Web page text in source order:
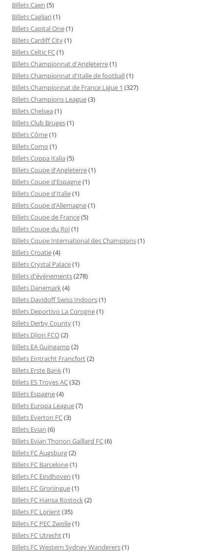
Billets Caen (5)
Billets Cagliari(1)
Billets Capital One(1)
Billets Cardiff City(1)
Billets Celtic FC(1)
Billets Championnat d'Angleterre(1)
Billets Championnat d'Italie de football(1)
Billets Championnat de France Ligue 1 (327)
Billets Champions League(3)
Billets Chelsea (1)
Billets Club Bruges(1)
Billets Côme(1)
Billets Como (1)
Billets Coppa Italia (5)
Billets Coupe d'Angleterre(1)
Billets Coupe d'Espagne(1)
Billets Coupe d'Italie(1)
Billets Coupe d’Allemagne(1)
Billets Coupe de France(5)
Billets Coupe du Roi(1)
Billets Coupe International des Champions(1)
Billets Croatie(4)
Billets Crystal Palace(1)
Billets d'événements(278)
Billets Danemark(4)
Billets Davidoff Swiss Indoors(1)
Billets Deportivo La Corogne(1)
Billets Derby County(1)
Billets Dijon FCO(2)
Billets EA Guingamp(2)
Billets Eintracht Francfort(2)
Billets Erste Bank(1)
Billets ES Troyes AC(32)
Billets Espagne(4)
Billets Europa League(7)
Billets Everton FC(3)
Billets Evian (6)
Billets Evian Thonon Gaillard FC(6)
Billets FC Augsburg(2)
Billets FC Barcelone(1)
Billets FC Eindhoven (1)
Billets FC Groningue(1)
Billets FC Hansa Rostock(2)
Billets FC Lorient(35)
Billets FC PEC Zwolle(1)
Billets FC Utrecht(1)
Billets FC Western Sydney Wanderers(1)